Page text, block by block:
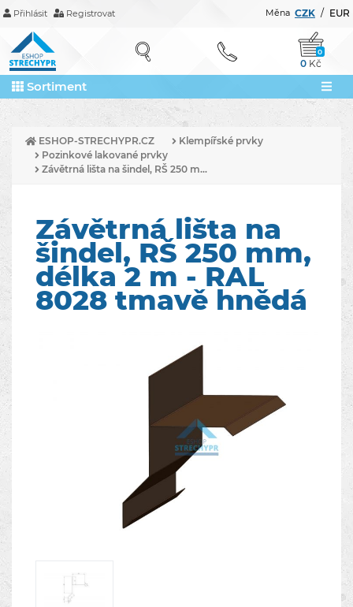
Přihlásit Registrovat CZK / EUR
Měna
0
0 Kč
Sortiment
ESHOP-STRECHYPR.CZ
Klempířské prvky
Pozinkové lakované prvky
Závětrná lišta na šindel, RŠ 250 m...
Závětrná lišta na
šindel, RŠ 250 mm,
délka 2 m - RAL
8028 tmavě hnědá